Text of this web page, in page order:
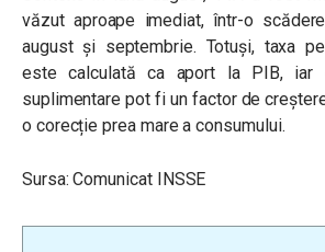
văzut aproape imediat, într-o
august și septembrie. Totuși, taxa
este calculată ca aport la PIB, iar
suplimentare pot fi un factor de
o corecție prea mare a consumului.
Sursa: Comunicat INSSE